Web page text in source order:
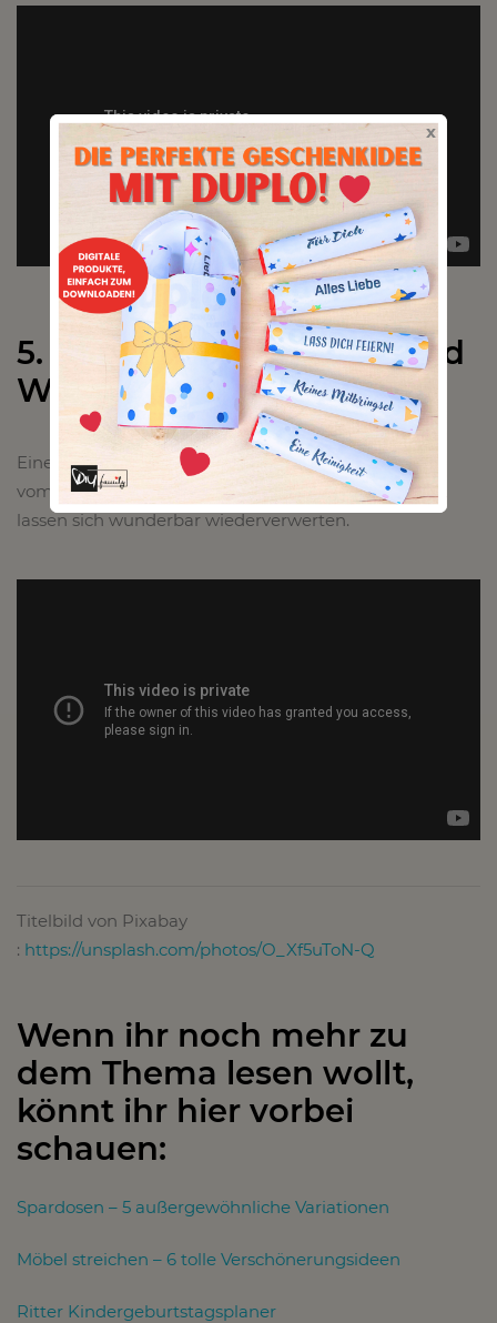
x
5. Körbe aus Mülltüten und
Wollresten
Eine übrig gebliebene Mülltüte oder etwas Wollrest
vom letzten Mal nähen. Diese unscheinbaren Dinge
lassen sich wunderbar wiederverwerten.
Titelbild von Pixabay
: https://unsplash.com/photos/O_Xf5uToN-Q
Wenn ihr noch mehr zu
dem Thema lesen wollt,
könnt ihr hier vorbei
schauen:
Spardosen – 5 außergewöhnliche Variationen
Möbel streichen – 6 tolle Verschönerungsideen
Ritter Kindergeburtstagsplaner